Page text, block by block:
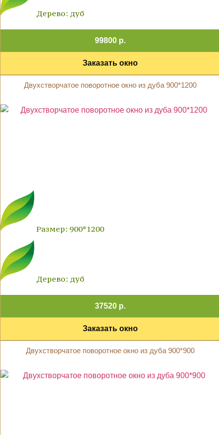
Дерево: дуб
99800 р.
Заказать окно
Двухстворчатое поворотное окно из дуба 900*1200
Размер: 900*1200
Дерево: дуб
37520 р.
Заказать окно
Двухстворчатое поворотное окно из дуба 900*900